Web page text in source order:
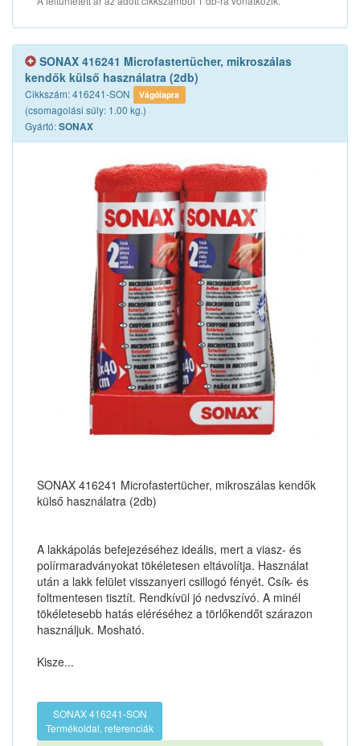
SONAX 416241 Microfastertücher, mikroszálas
kendők külső használatra (2db)
Cikkszám: 416241-SON Vágólapra
(csomagolási súly: 1.00 kg.)
Gyártó:SONAX
SONAX 416241 Microfastertücher, mikroszálas kendők
külső használatra (2db)
A lakkápolás befejezéséhez ideális, mert a viasz- és
polírmaradványokat tökéletesen eltávolítja. Használat
után a lakk felület visszanyeri csillogó fényét. Csík- és
foltmentesen tisztít. Rendkívül jó nedvszívó. A minél
tökéletesebb hatás eléréséhez a törlőkendőt szárazon
használjuk. Mosható.
Kisze...
SONAX 416241-SON
Termékoldal, referenciák